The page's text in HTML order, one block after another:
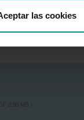
las cookies